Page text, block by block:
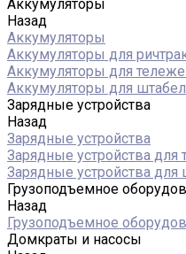
Аккумуляторы
Назад
Аккумуляторы
Аккумуляторы для
Аккумуляторы для
Аккумуляторы для
Зарядные устройства
Назад
Зарядные устройства
Зарядные устройства для
Зарядные устройства для
Грузоподъемное
Назад
Грузоподъемное
Домкраты и насосы